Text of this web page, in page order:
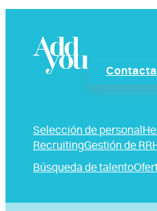
Selección de personal
RecruitingGestión de
Búsqueda de talento